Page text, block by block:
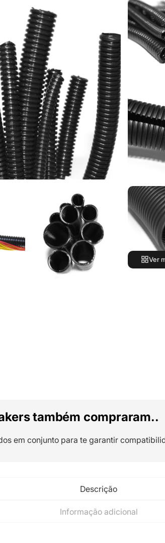
Ver
também compraram..
em conjunto para te garantir
Descrição
Informação adicional